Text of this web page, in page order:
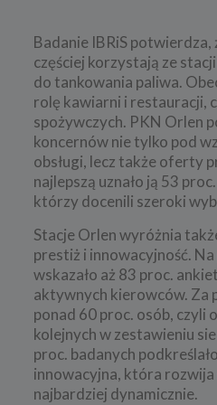
Badanie IBRiS potwierdza,
częściej korzystają ze
do tankowania paliwa.
rolę kawiarni i restauracji,
spożywczych. PKN Orlen
koncernów nie tylko pod
obsługi, lecz także oferty
najlepszą uznało ją 53
którzy docenili szeroki
Stacje Orlen wyróżnia
prestiż i innowacyjność.
wskazało aż 83 proc.
aktywnych kierowców. Za
ponad 60 proc. osób, czyli
kolejnych w zestawieniu
proc. badanych
innowacyjna, która rozwija
najbardziej dynamicznie.